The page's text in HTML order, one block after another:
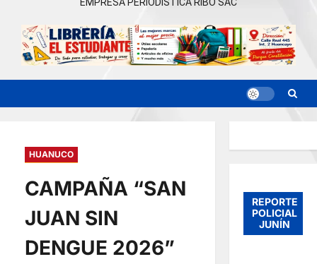
EMPRESA PERIODISTICA RIBO SAC
HUANUCO
CAMPAÑA “SAN
JUAN SIN
DENGUE 2026”
REPORTE
POLICIAL
JUNÍN